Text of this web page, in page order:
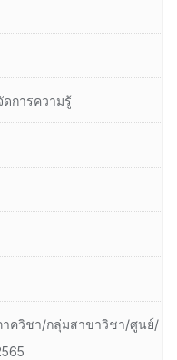
ดการความรู้
าควิชา/กลุ่มสาขาวิชา/ศูนย์/